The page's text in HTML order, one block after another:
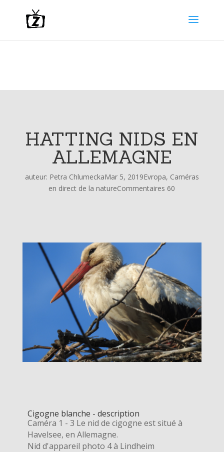
HATTING NIDS EN
ALLEMAGNE
auteur: Petra ChlumeckaMar 5, 2019Evropa, Caméras
en direct de la natureCommentaires 60
Cigogne blanche - description
Caméra 1 - 3 Le nid de cigogne est situé à
Havelsee, en Allemagne.
Nid d'appareil photo 4 à Lindheim